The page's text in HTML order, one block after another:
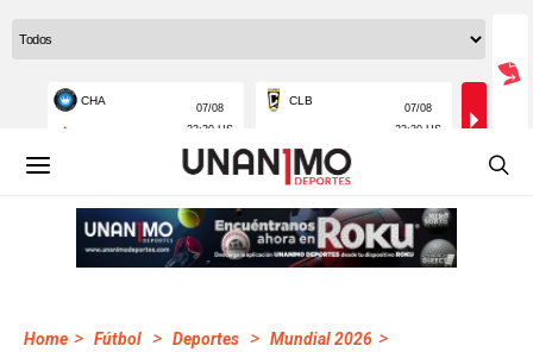
Home > Fútbol > Deportes > Mundial 2026 >